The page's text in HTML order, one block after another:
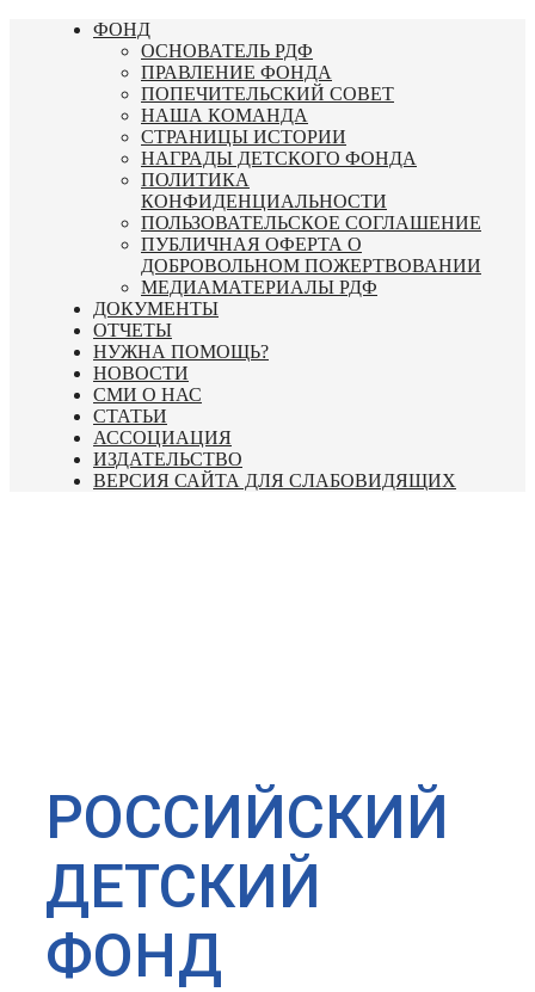
Перейти
ФОНД
ОСНОВАТЕЛЬ РДФ
ПРАВЛЕНИЕ ФОНДА
ПОПЕЧИТЕЛЬСКИЙ СОВЕТ
НАША КОМАНДА
СТРАНИЦЫ ИСТОРИИ
НАГРАДЫ ДЕТСКОГО ФОНДА
ПОЛИТИКА
КОНФИДЕНЦИАЛЬНОСТИ
ПОЛЬЗОВАТЕЛЬСКОЕ СОГЛАШЕНИЕ
ПУБЛИЧНАЯ ОФЕРТА О
ДОБРОВОЛЬНОМ ПОЖЕРТВОВАНИИ
МЕДИАМАТЕРИАЛЫ РДФ
ДОКУМЕНТЫ
ОТЧЕТЫ
НУЖНА ПОМОЩЬ?
НОВОСТИ
СМИ О НАС
СТАТЬИ
АССОЦИАЦИЯ
ИЗДАТЕЛЬСТВО
ВЕРСИЯ САЙТА ДЛЯ СЛАБОВИДЯЩИХ
РОССИЙСКИЙ
ДЕТСКИЙ
ФОНД